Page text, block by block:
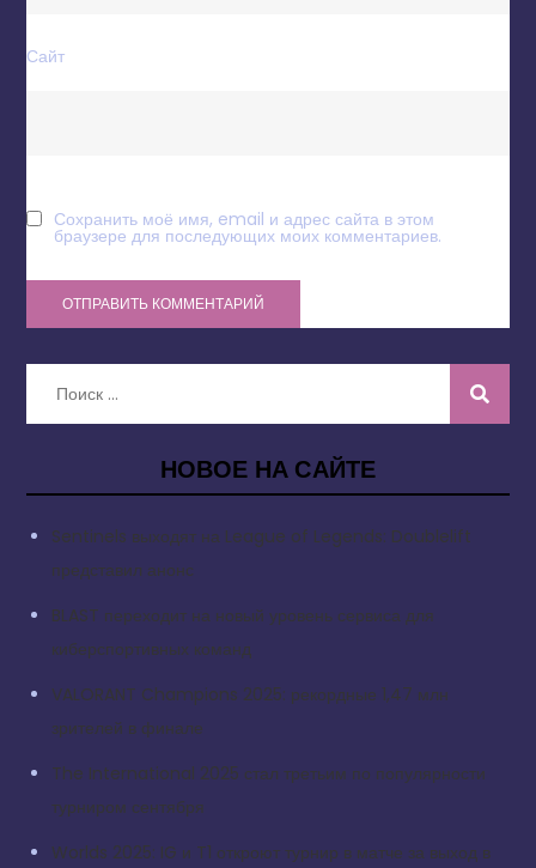
Сайт
Сохранить моё имя, email и адрес сайта в этом
браузере для последующих моих комментариев.
НОВОЕ НА САЙТЕ
Sentinels выходят на League of Legends: Doublelift
представил анонс
BLAST переходит на новый уровень сервиса для
киберспортивных команд
VALORANT Champions 2025: рекордные 1,47 млн
зрителей в финале
The International 2025 стал третьим по популярности
турниром сентября
Worlds 2025: IG и T1 откроют турнир в матче за выход в